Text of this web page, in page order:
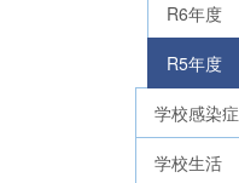
R6年度
R5年度
学校感染症
学校生活